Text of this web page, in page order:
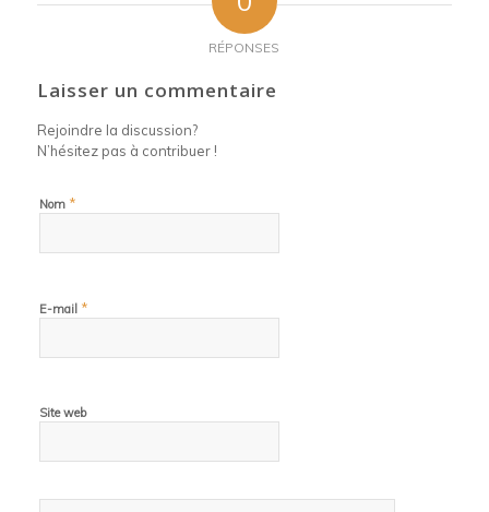
RÉPONSES
Laisser un commentaire
Rejoindre la discussion?
N’hésitez pas à contribuer !
Nom *
E-mail *
Site web